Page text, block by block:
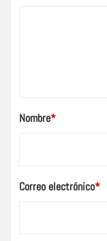
Nombre*
Correo electrónico*